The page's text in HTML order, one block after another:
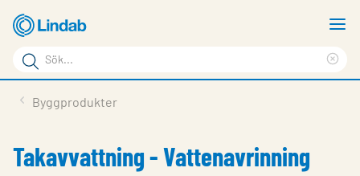
Hoppa
till
huvudinnehållet
Sökord
Sök
på
Service & Support
Byggprodukter
Takavvattning - Vattenavrinning